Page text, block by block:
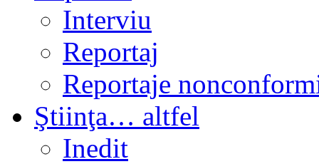
Interviu
Reportaj
Reportaje
Ştiinţa… altfel
Inedit